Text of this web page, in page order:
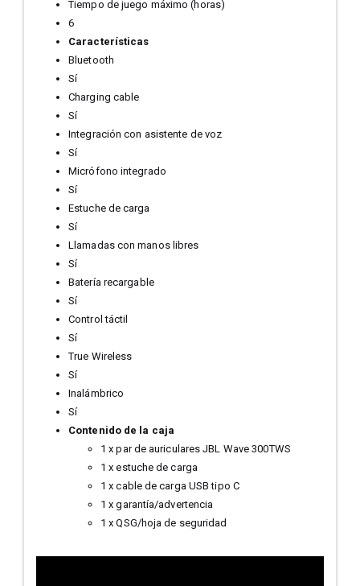
Tiempo de juego máximo (horas)
6
Características
Bluetooth
Sí
Charging cable
Sí
Integración con asistente de voz
Sí
Micrófono integrado
Sí
Estuche de carga
Sí
Llamadas con manos libres
Sí
Batería recargable
Sí
Control táctil
Sí
True Wireless
Sí
Inalámbrico
Sí
Contenido de la caja
1 x par de auriculares JBL Wave 300TWS
1 x estuche de carga
1 x cable de carga USB tipo C
1 x garantía/advertencia
1 x QSG/hoja de seguridad